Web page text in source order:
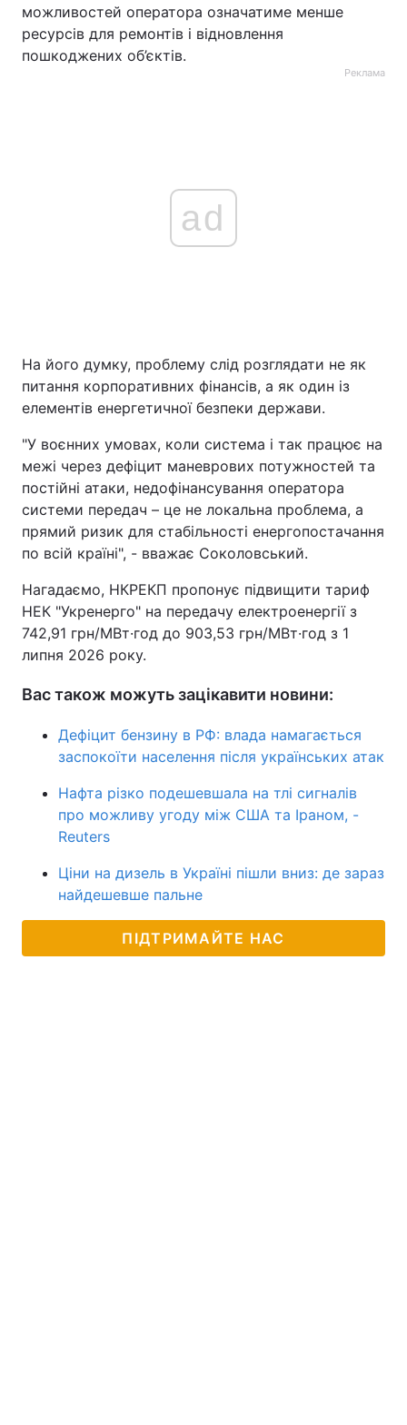
можливостей оператора означатиме менше
ресурсів для ремонтів і відновлення
пошкоджених об’єктів.
Реклама
ad
На його думку, проблему слід розглядати не як
питання корпоративних фінансів, а як один із
елементів енергетичної безпеки держави.
"У воєнних умовах, коли система і так працює на
межі через дефіцит маневрових потужностей та
постійні атаки, недофінансування оператора
системи передач – це не локальна проблема, а
прямий ризик для стабільності енергопостачання
по всій країні", - вважає Соколовський.
Нагадаємо, НКРЕКП пропонує підвищити тариф
НЕК "Укренерго" на передачу електроенергії з
742,91 грн/МВт·год до 903,53 грн/МВт·год з 1
липня 2026 року.⁩
Вас також можуть зацікавити новини:
Дефіцит бензину в РФ: влада намагається
заспокоїти населення після українських атак
Нафта різко подешевшала на тлі сигналів
про можливу угоду між США та Іраном, -
Reuters
Ціни на дизель в Україні пішли вниз: де зараз
найдешевше пальне
ПІДТРИМАЙТЕ НАС